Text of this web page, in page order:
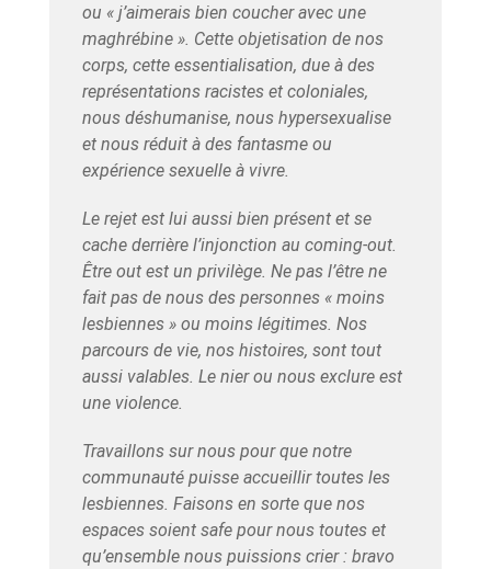
ou « j’aimerais bien coucher avec une
maghrébine». Cette objetisation de nos
corps, cette essentialisation, due à des
représentations racistes et coloniales,
nous déshumanise, nous hypersexualise
et nous réduit à des fantasme ou
expérience sexuelle à vivre.
Le rejet est lui aussi bien présent et se
cache derrière l’injonction au coming-out.
Être out est un privilège. Ne pas l’être ne
fait pas de nous des personnes « moins
lesbiennes» ou moins légitimes. Nos
parcours de vie, nos histoires, sont tout
aussi valables. Le nier ou nous exclure est
une violence.
Travaillons sur nous pour que notre
communauté puisse accueillir toutes les
lesbiennes. Faisons en sorte que nos
espaces soient safe pour nous toutes et
qu’ensemble nous puissions crier : bravo